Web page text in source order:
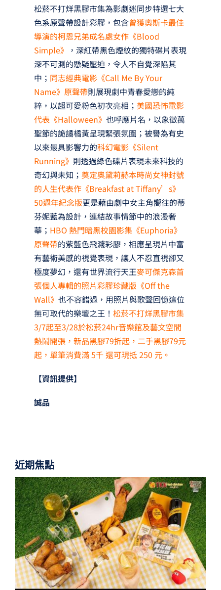
松菸不打烊黑膠市集為影劇迷同步特選七大
色系原聲帶設計彩膠，包含曾獲奧斯卡最佳
導演的柯恩兄弟成名處女作《Blood
Simple》 ，深紅帶黑色煙紋的獨特碟片表現
深不可測的懸疑壓迫，令人不自覺深陷其
中； 同志經典電影《Call Me By Your
Name》原聲帶則展現劇中青春愛戀的純
粹，以超可愛粉色初次亮相； 美國恐怖電影
代表《Halloween》 也呼應片名，以象徵萬
聖節的詭譎橘黃呈現緊張氛圍；被譽為有史
以來最具影響力的科幻電影《Silent
Running》 則透過綠色碟片表現未來科技的
奇幻與未知； 奠定奧黛莉赫本時尚女神封號
的人生代表作《Breakfast at Tiffany’s》
50週年紀念版更是藉由劇中女主角嚮往的蒂
芬妮藍為設計，連結故事情節中的浪漫奢
華； HBO 熱門暗黑校園影集《Euphoria》
原聲帶的紫藍色飛濺彩膠，相應呈現片中富
有藝術美感的視覺表現，讓人不忍直視卻又
極度夢幻，還有世界流行天王麥可傑克森首
張個人專輯的照片彩膠珍藏版《Off the
Wall》 也不容錯過，用照片與歌聲回憶這位
無可取代的樂壇之王！ 松菸不打烊黑膠市集
3/7起至3/28於松菸24hr音樂館及藝文空間
熱鬧開張，新品黑膠79折起，二手黑膠79元
起，單筆消費滿 5千 還可現抵 250 元。
【資訊提供】
誠品
近期焦點